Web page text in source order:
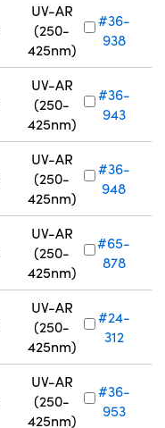
UV-AR
(250-
425nm)
#36-
938
UV-AR
(250-
425nm)
#36-
943
UV-AR
(250-
425nm)
#36-
948
UV-AR
(250-
425nm)
#65-
878
UV-AR
(250-
425nm)
#24-
312
UV-AR
(250-
425nm)
#36-
953